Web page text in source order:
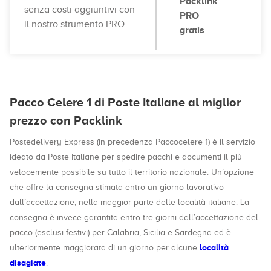
senza costi aggiuntivi con
il nostro strumento PRO
PRO
gratis
Pacco Celere 1 di Poste Italiane al miglior
prezzo con Packlink
Postedelivery Express (in precedenza Paccocelere 1) è il servizio
ideato da Poste Italiane per spedire pacchi e documenti il più
velocemente possibile su tutto il territorio nazionale. Un’opzione
che offre la consegna stimata entro un giorno lavorativo
dall’accettazione, nella maggior parte delle località italiane. La
consegna è invece garantita entro tre giorni dall’accettazione del
pacco (esclusi festivi) per Calabria, Sicilia e Sardegna ed è
ulteriormente maggiorata di un giorno per alcune località
disagiate.